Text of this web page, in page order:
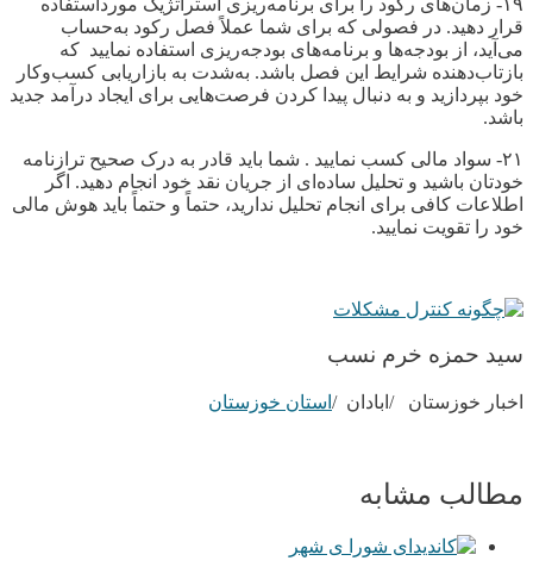
قرار دهید. در فصولی که برای شما عملاً فصل رکود به‌حساب
می‌آید، از بودجه‌ها و برنامه‌های بودجه‌ریزی استفاده نماييد که
بازتاب‌دهنده شرایط این فصل باشد. به‌شدت به بازاریابی کسب‌وکار
خود بپردازید و به دنبال پیدا کردن فرصت‌هایی برای ایجاد درآمد جدید
باشد.
۲۱- سواد مالی کسب نماييد . شما باید قادر به درک صحیح ترازنامه
خودتان باشید و تحلیل ساده‌ای از جریان نقد خود انجام دهید. اگر
اطلاعات کافی برای انجام تحلیل ندارید، حتماً و حتماً باید هوش مالی
خود را تقویت نماييد.
سيد حمزه خرم نسب
اخبار خوزستان /ابادان / استان خوزستان
مطالب مشابه